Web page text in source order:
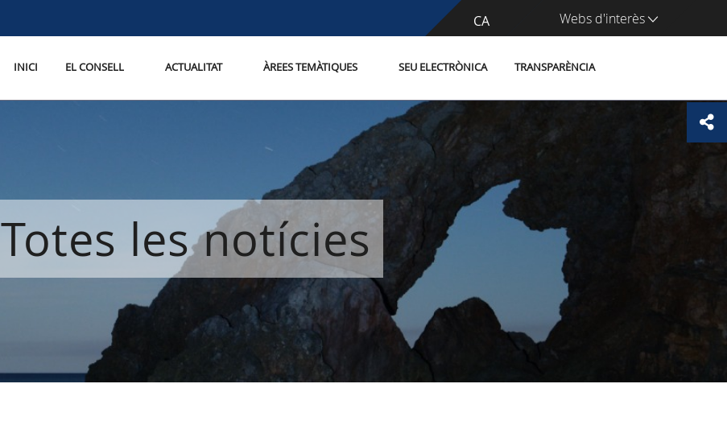
CA
ES Webs d'interès
INICI EL CONSELL ACTUALITAT ÀREES TEMÀTIQUES SEU ELECTRÒNICA TRANSPARÈNCIA
Totes les notícies